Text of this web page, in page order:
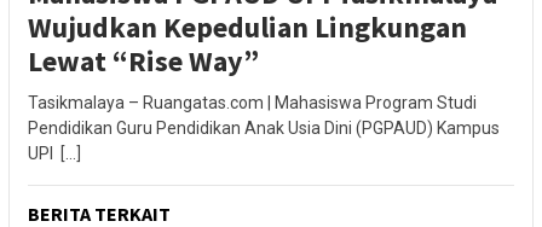
Wujudkan Kepedulian Lingkungan
Lewat “Rise Way”
Tasikmalaya – Ruangatas.com | Mahasiswa Program Studi
Pendidikan Guru Pendidikan Anak Usia Dini (PGPAUD) Kampus
UPI […]
BERITA TERKAIT